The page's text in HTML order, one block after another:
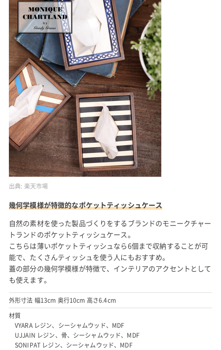
出典: 楽天市場
幾何学模様が特徴的なポケットティッシュケース
自然の素材を使った製品づくりをするブランドのモニークチャー
トランドのポケットティッシュケース。
こちらは薄いポケットティッシュなら6個まで収納することが可
能で、たくさんティッシュを使う人にもおすすめ。
蓋の部分の幾何学模様が特徴で、インテリアのアクセントとして
も使えます。
外形寸法 幅13cm 奥行10cm 高さ6.4cm
材質
VYARA レジン、シーシャムウッド、MDF
UJJAIN レジン、骨、シーシャムウッド、MDF
SONIPAT レジン、シーシャムウッド、MDF